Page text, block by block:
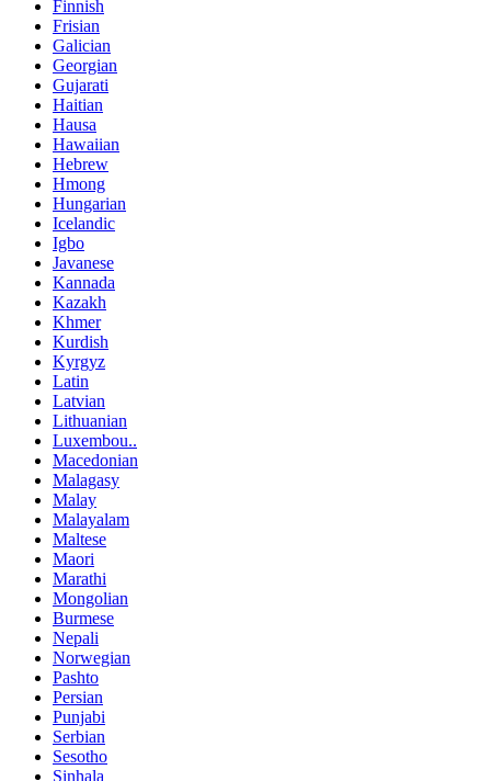
Finnish
Frisian
Galician
Georgian
Gujarati
Haitian
Hausa
Hawaiian
Hebrew
Hmong
Hungarian
Icelandic
Igbo
Javanese
Kannada
Kazakh
Khmer
Kurdish
Kyrgyz
Latin
Latvian
Lithuanian
Luxembou..
Macedonian
Malagasy
Malay
Malayalam
Maltese
Maori
Marathi
Mongolian
Burmese
Nepali
Norwegian
Pashto
Persian
Punjabi
Serbian
Sesotho
Sinhala